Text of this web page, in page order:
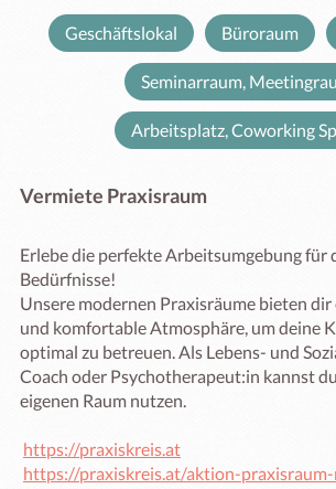
Geschäftslokal Büroraum
Seminarraum,
Arbeitsplatz, Coworking
Vermiete Praxisraum
Erlebe die perfekte Arbeitsumgebung für
Bedürfnisse!
Unsere modernen Praxisräume bieten
und komfortable Atmosphäre, um deine
optimal zu betreuen. Als Lebens- und
Coach oder Psychotherapeut:in kannst
eigenen Raum nutzen.
https://praxiskreis.at
https://praxiskreis.at/aktion-